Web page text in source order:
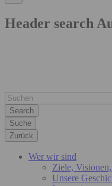
Header search
Suche
Zurück
Wer wir sind
Ziele,
Unsere